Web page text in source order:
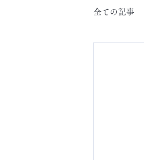
全ての記事